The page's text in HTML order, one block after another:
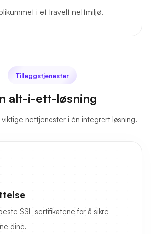
i et travelt nettmiljø.
Tilleggstjenester
alt-i-ett-løsning
viktige nettjenester i én integrert løsning.
SSL-sertifikatene for å sikre
dine.